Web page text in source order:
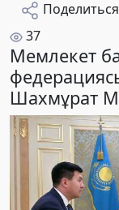
Поделиться
37
Мемлекет
Шахмұрат